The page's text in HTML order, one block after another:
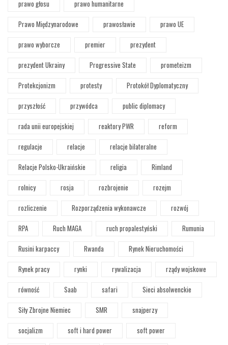
prawo głosu
prawo humanitarne
Prawo Międzynarodowe
prawosławie
prawo UE
prawo wyborcze
premier
prezydent
prezydent Ukrainy
Progressive State
prometeizm
Protekcjonizm
protesty
Protokół Dyplomatyczny
przyszłość
przywódca
public diplomacy
rada unii europejskiej
reaktory PWR
reform
regulacje
relacje
relacje bilateralne
Relacje Polsko-Ukraińskie
religia
Rimland
rolnicy
rosja rozbrojenie
rozejm
rozliczenie
Rozporządzenia wykonawcze
rozwój
RPA
Ruch MAGA ruch propalestyński
Rumunia
Rusini karpaccy
Rwanda
Rynek Nieruchomości
Rynek pracy
rynki rywalizacja
rządy wojskowe
równość
Saab safari
Sieci absolwenckie
Siły Zbrojne Niemiec
SMR
snajperzy
socjalizm
soft i hard power
soft power